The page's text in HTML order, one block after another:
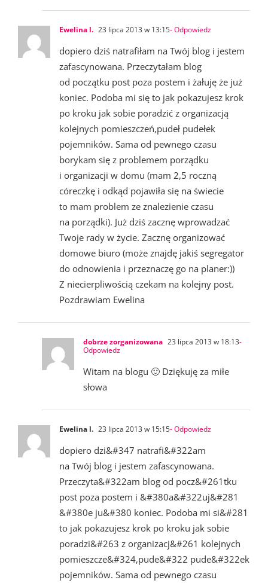
Ewelina l. 23 lipca 2013 w 13:15- Odpowiedz
dopiero dziś natrafiłam na Twój blog i jestem
zafascynowana. Przeczytałam blog
od początku post poza postem i żałuję że już
koniec. Podoba mi się to jak pokazujesz krok
po kroku jak sobie poradzić z organizacją
kolejnych pomieszczeń,pudeł pudełek
pojemników. Sama od pewnego czasu
borykam się z problemem porządku
i organizacji w domu (mam 2,5 roczną
córeczkę i odkąd pojawiła się na świecie
to mam problem ze znalezienie czasu
na porządki). Już dziś zacznę wprowadzać
Twoje rady w życie. Zacznę organizować
domowe biuro (może znajdę jakiś segregator
do odnowienia i przeznaczę go na planer:))
Z niecierpliwością czekam na kolejny post.
Pozdrawiam Ewelina
dobrze zorganizowana 23 lipca 2013 w 18:13-
Odpowiedz
Witam na blogu 🙂 Dziękuję za miłe
słowa
Ewelina l. 23 lipca 2013 w 15:15- Odpowiedz
dopiero dzi&#347 natrafi&#322am
na Twój blog i jestem zafascynowana.
Przeczyta&#322am blog od pocz&#261tku
post poza postem i &#380a&#322uj&#281
&#380e ju&#380 koniec. Podoba mi si&#281
to jak pokazujesz krok po kroku jak sobie
poradzi&#263 z organizacj&#261 kolejnych
pomieszcze&#324,pude&#322 pude&#322ek
pojemników. Sama od pewnego czasu